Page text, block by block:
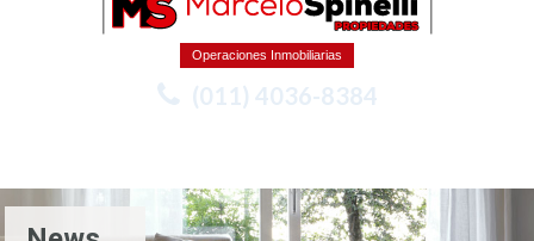
Operaciones Inmobiliarias
(011) 4036-8384